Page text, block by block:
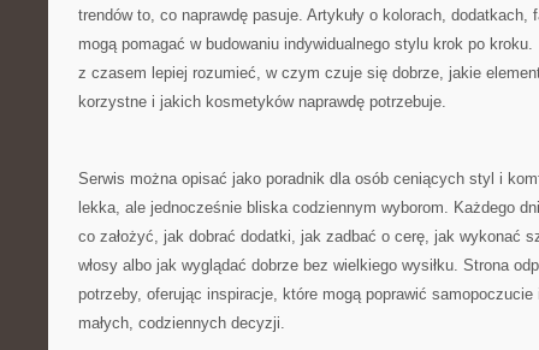
trendów to, co naprawdę pasuje. Artykuły o kolorach, dodatkach,
mogą pomagać w budowaniu indywidualnego stylu krok po
z czasem lepiej rozumieć, w czym czuje się dobrze, jakie
korzystne i jakich kosmetyków naprawdę potrzebuje.
Serwis można opisać jako poradnik dla osób ceniących styl i
lekka, ale jednocześnie bliska codziennym wyborom. Każdego
co założyć, jak dobrać dodatki, jak zadbać o cerę, jak wykonać
włosy albo jak wyglądać dobrze bez wielkiego wysiłku. Strona
potrzeby, oferując inspiracje, które mogą poprawić samopoczucie
małych, codziennych decyzji.